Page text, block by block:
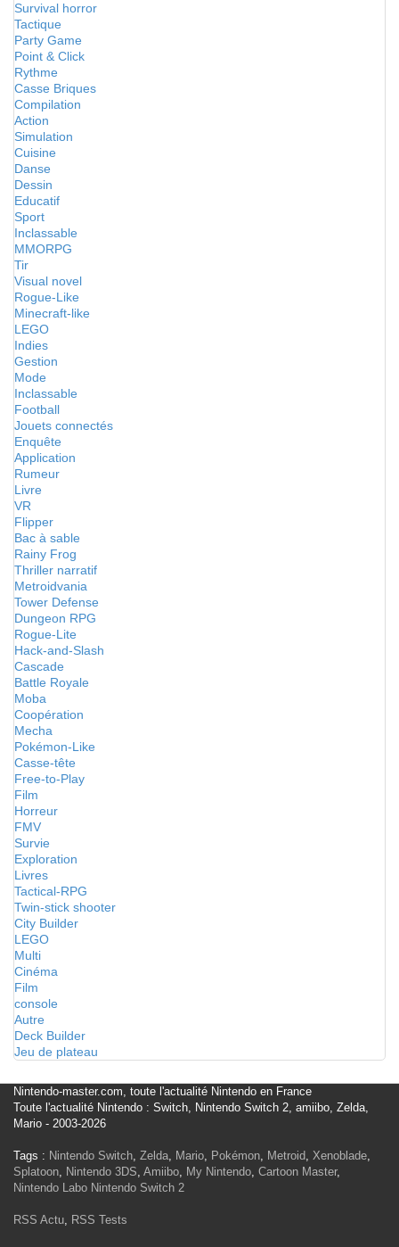
Survival horror
Tactique
Party Game
Point & Click
Rythme
Casse Briques
Compilation
Action
Simulation
Cuisine
Danse
Dessin
Educatif
Sport
Inclassable
MMORPG
Tir
Visual novel
Rogue-Like
Minecraft-like
LEGO
Indies
Gestion
Mode
Inclassable
Football
Jouets connectés
Enquête
Application
Rumeur
Livre
VR
Flipper
Bac à sable
Rainy Frog
Thriller narratif
Metroidvania
Tower Defense
Dungeon RPG
Rogue-Lite
Hack-and-Slash
Cascade
Battle Royale
Moba
Coopération
Mecha
Pokémon-Like
Casse-tête
Free-to-Play
Film
Horreur
FMV
Survie
Exploration
Livres
Tactical-RPG
Twin-stick shooter
City Builder
LEGO
Multi
Cinéma
Film
console
Autre
Deck Builder
Jeu de plateau
Nintendo-master.com, toute l'actualité Nintendo en France
Toute l'actualité Nintendo : Switch, Nintendo Switch 2, amiibo, Zelda,
Mario - 2003-2026
Tags : Nintendo Switch, Zelda, Mario, Pokémon, Metroid, Xenoblade,
Splatoon, Nintendo 3DS, Amiibo, My Nintendo, Cartoon Master,
Nintendo Labo Nintendo Switch 2
RSS Actu, RSS Tests